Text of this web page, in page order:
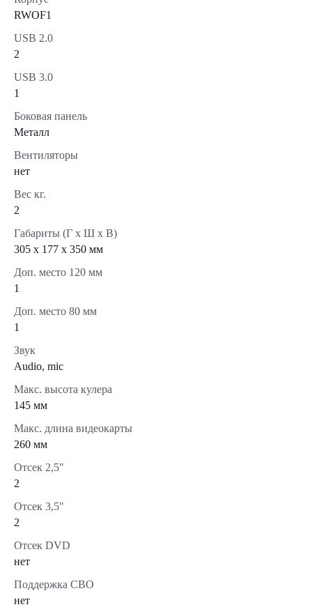
RWOF1
USB 2.0
2
USB 3.0
1
Боковая панель
Металл
Вентиляторы
нет
Вес кг.
2
Габариты (Г x Ш x В)
305 x 177 x 350 мм
Доп. место 120 мм
1
Доп. место 80 мм
1
Звук
Audio, mic
Макс. высота кулера
145 мм
Макс. длина видеокарты
260 мм
Отсек 2,5"
2
Отсек 3,5"
2
Отсек DVD
нет
Поддержка СВО
нет